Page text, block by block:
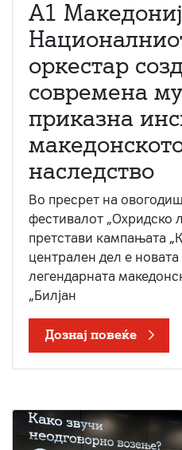
А1
оркестар
современа
приказна
наследство
Во пресрет на
фестивалот „Охридско
претстави кампањата
централен дел е
легендарната
„Билјан
Дознај повеќе